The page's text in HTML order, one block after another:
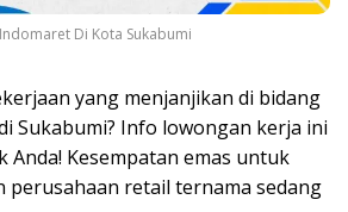
Di Kota Sukabumi
yang menjanjikan di bidang
Sukabumi? Info lowongan kerja ini
Anda! Kesempatan emas untuk
perusahaan retail ternama sedang